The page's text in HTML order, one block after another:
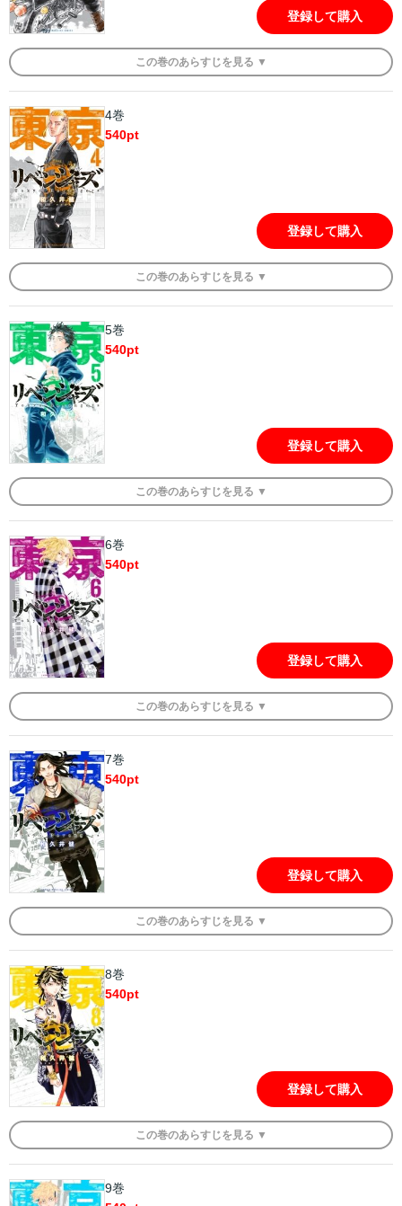
登録して購入
この巻のあらすじを 見る ▼
4巻
540pt
登録して購入
この巻のあらすじを 見る ▼
5巻
540pt
登録して購入
この巻のあらすじを 見る ▼
6巻
540pt
登録して購入
この巻のあらすじを 見る ▼
7巻
540pt
登録して購入
この巻のあらすじを 見る ▼
8巻
540pt
登録して購入
この巻のあらすじを 見る ▼
9巻